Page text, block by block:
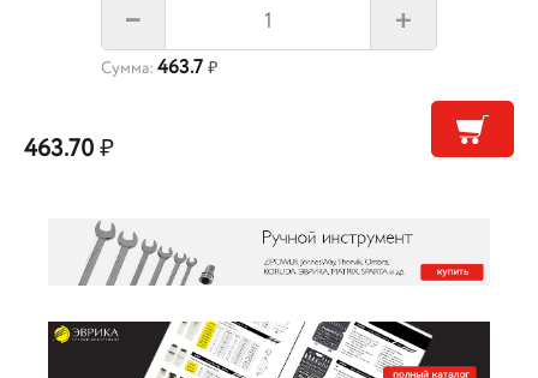
– +
Сумма: 463.7 ₽
463.70₽